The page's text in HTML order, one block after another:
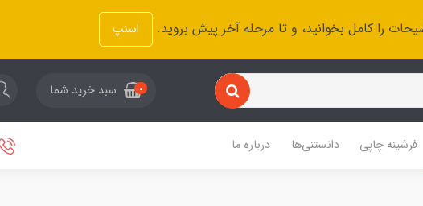
را کامل بخوانید، و تا مرحله آخر پیش بروید. اسنپ
0 سبد خرید شما
فرشینه چاپی دانستنی‌ها درباره ما